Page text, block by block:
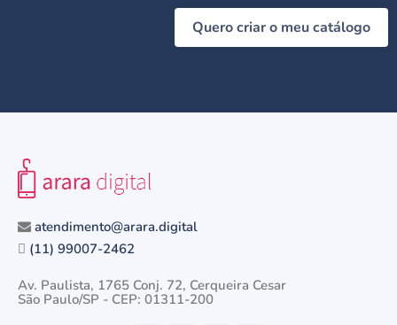
Quero criar o meu catálogo
atendimento@arara.digital
(11) 99007-2462
Av. Paulista, 1765 Conj. 72, Cerqueira Cesar
São Paulo/SP - CEP: 01311-200